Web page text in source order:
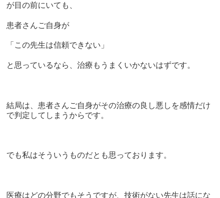
が目の前にいても、
患者さんご自身が
「この先生は信頼できない」
と思っているなら、治療もうまくいかないはずです。
結局は、患者さんご自身がその治療の良し悪しを感情だけ
で判定してしまうからです。
でも私はそういうものだとも思っております。
医療はどの分野でもそうですが、技術がない先生は話にな